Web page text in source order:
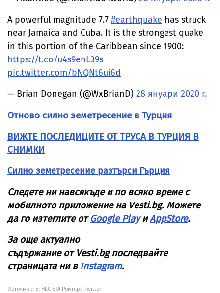
A powerful magnitude 7.7 #earthquake has struck
near Jamaica and Cuba. It is the strongest quake
in this portion of the Caribbean since 1900:
https://t.co/u4s9enL39s
pic.twitter.com/bNQNt6ui6d
— Brian Donegan (@WxBrianD) 28 януари 2020 г.
Отново силно земетресение в Турция
ВИЖТЕ ПОСЛЕДИЦИТЕ ОТ ТРУСА В ТУРЦИЯ В
СНИМКИ
Силно земетресение разтърси Гърция
Следете ни навсякъде и по всяко време с
мобилното приложение на Vesti.bg. Можете
да го изтеглите от Google Play и AppStore.
За още актуално
съдържание от Vesti.bg последвайте
страницата ни в Instagram.
Източник: БГНЕС БТА Ройтерс Twitter